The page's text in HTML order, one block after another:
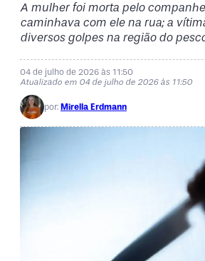
A mulher foi morta pelo
caminhava com ele na rua; a
diversos golpes na região do
04 de julho de 2026 às 11:50
Atualizado em 04 de julho de 2026 às 11:50
por: Mirella Erdmann